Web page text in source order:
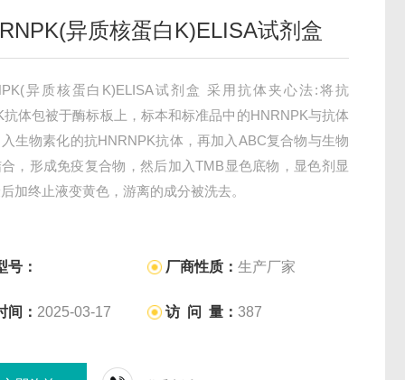
异质核蛋白K)ELISA试剂盒
异质核蛋白K)ELISA试剂盒 采用抗体夹心法:将抗
抗体包被于酶标板上，标本和标准品中的HNRNPK与抗体
生物素化的抗HNRNPK抗体，再加入ABC复合物与生物
，形成免疫复合物，然后加入TMB显色底物，显色剂显
加终止液变黄色，游离的成分被洗去。
号： 厂商性质：生产厂家
间： 2025-03-17 访 问 量：387